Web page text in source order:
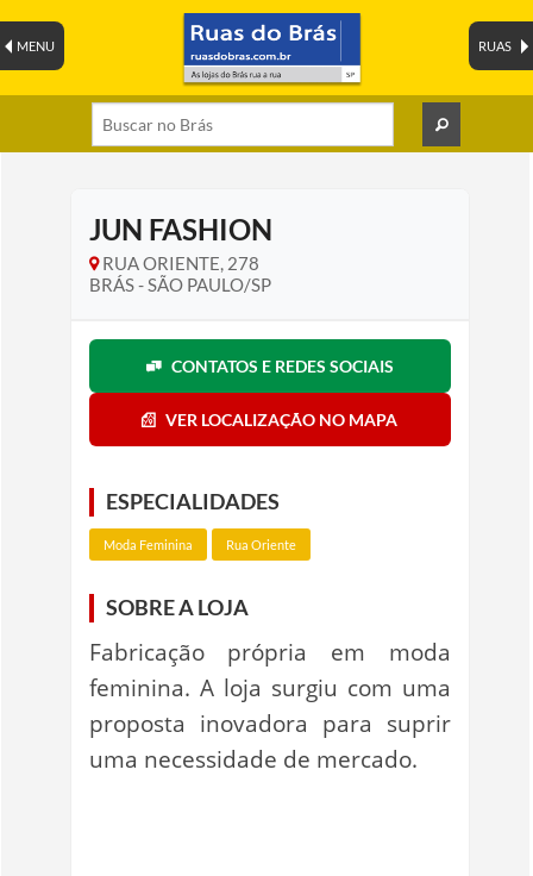
RUAS
MENU
JUN FASHION
RUA ORIENTE, 278
BRÁS - SÃO PAULO/SP
CONTATOS E REDES SOCIAIS
VER LOCALIZAÇÃO NO MAPA
ESPECIALIDADES
Moda Feminina Rua Oriente
SOBRE A LOJA
Fabricação própria em moda
feminina. A loja surgiu com uma
proposta inovadora para suprir
uma necessidade de mercado.